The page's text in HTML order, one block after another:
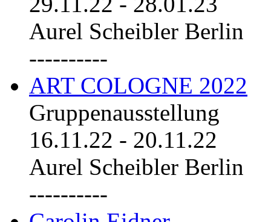
Aurel Scheibler Berlin
----------
ART COLOGNE 2022
Gruppenausstellung
16.11.22 - 20.11.22
Aurel Scheibler Berlin
----------